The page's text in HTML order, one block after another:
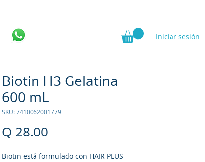
Iniciar sesión
Biotin H3 Gelatina
600 mL
SKU: 7410062001779
Q 28.00
Biotin está formulado con HAIR PLUS